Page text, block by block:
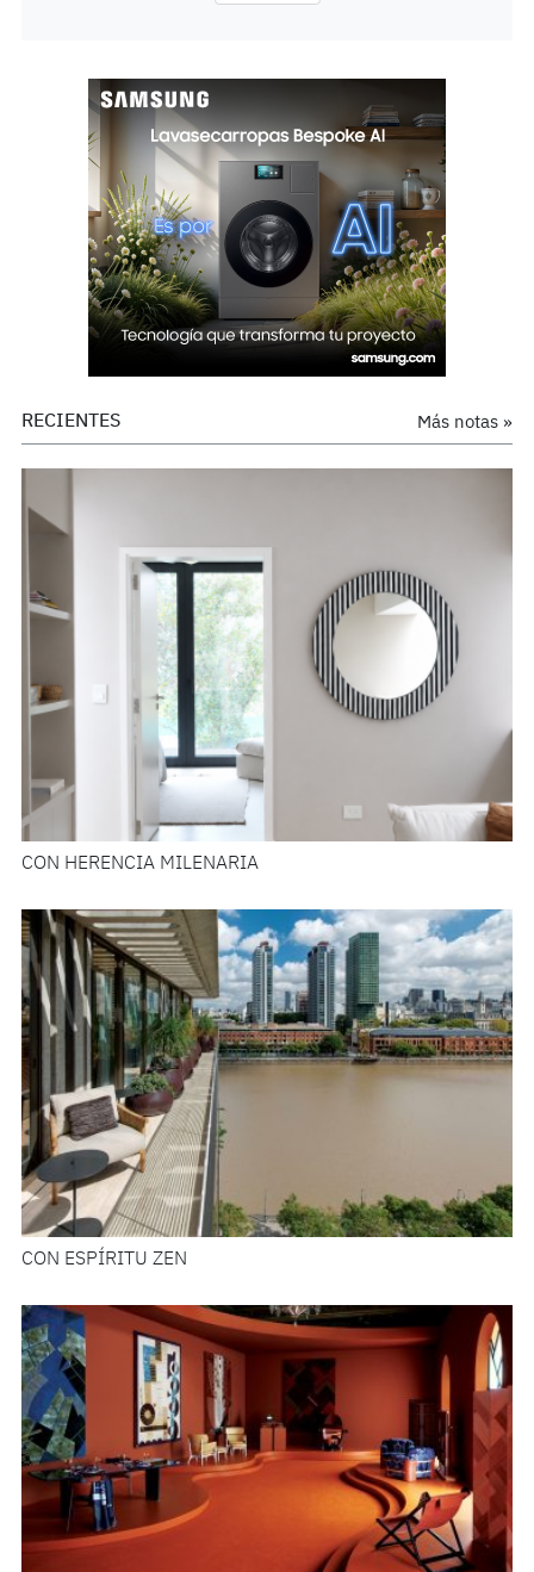
Más notas »
RECIENTES
CON HERENCIA MILENARIA
CON ESPÍRITU ZEN